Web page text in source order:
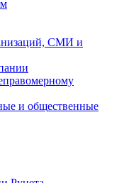
СМИ и
и общественные